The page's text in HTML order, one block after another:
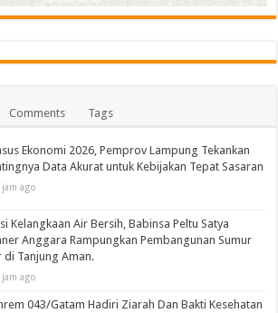
Comments Tags
Ekonomi 2026, Pemprov Lampung Tekankan
Data Akurat untuk Kebijakan Tepat Sasaran
jam ago
Kelangkaan Air Bersih, Babinsa Peltu Satya
Anggara Rampungkan Pembangunan Sumur
di Tanjung Aman.
jam ago
043/Gatam Hadiri Ziarah Dan Bakti Kesehatan